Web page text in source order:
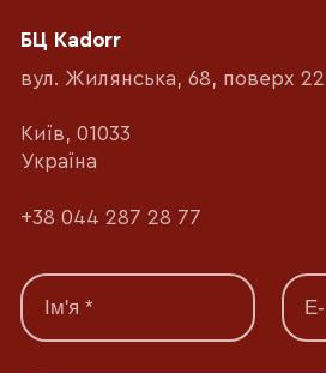
БЦ Kadorr
вул. Жилянська, 68, поверх 22
Київ, 01033
Україна
+38 044 287 28 77